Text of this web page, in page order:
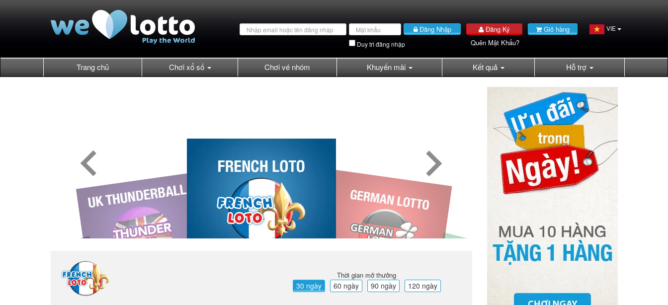
Email
address
Password Đăng Nhập
Duy trì đăng nhập
Đăng Ký
Quên Mật Khẩu?
Giỏ hàng VIE
Trang chủ Chơi xổ số Chơi vé nhóm Khuyến mãi Kết quả Hỗ trợ
Thời gian mở thưởng
30 ngày 60 ngày 90 ngày 120 ngày